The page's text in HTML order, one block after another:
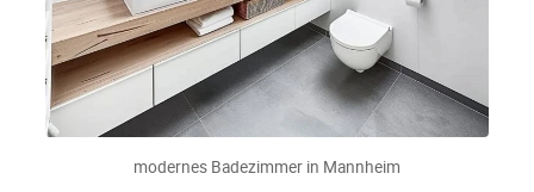
modernes Badezimmer in Mannheim